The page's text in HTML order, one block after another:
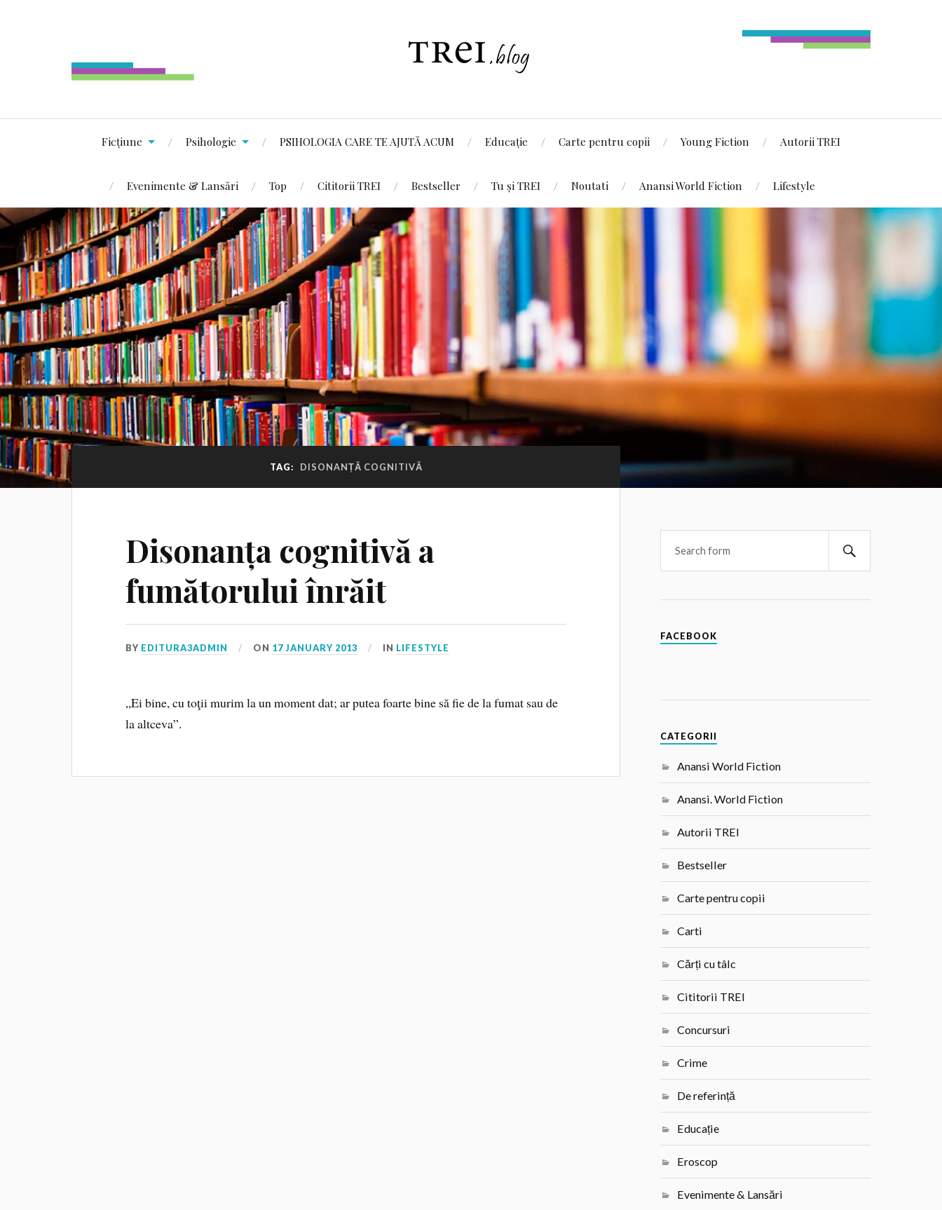
Ficțiune Psihologie PSIHOLOGIA CARE TE AJUTĂ ACUM Educație Carte pentru copii Young Fiction Autorii TREI
Evenimente & Lansări Top Cititorii TREI Bestseller Tu și TREI Noutati Anansi World Fiction Lifestyle
TAG: DISONANȚĂ COGNITIVĂ
Disonanța cognitivă a
fumătorului înrăit
BY EDITURA3ADMIN ON 17 JANUARY 2013 IN LIFESTYLE
„Ei bine, cu toţii murim la un moment dat; ar putea foarte bine să fie de la fumat sau de
la altceva”.
FACEBOOK
CATEGORII
Anansi World Fiction
Anansi. World Fiction
Autorii TREI
Bestseller
Carte pentru copii
Carti
Cărți cu tâlc
Cititorii TREI
Concursuri
Crime
De referință
Educație
Eroscop
Evenimente & Lansări